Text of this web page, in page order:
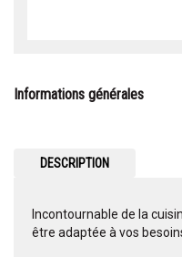
Informations générales
DESCRIPTION
Incontournable de la
être adaptée à vos